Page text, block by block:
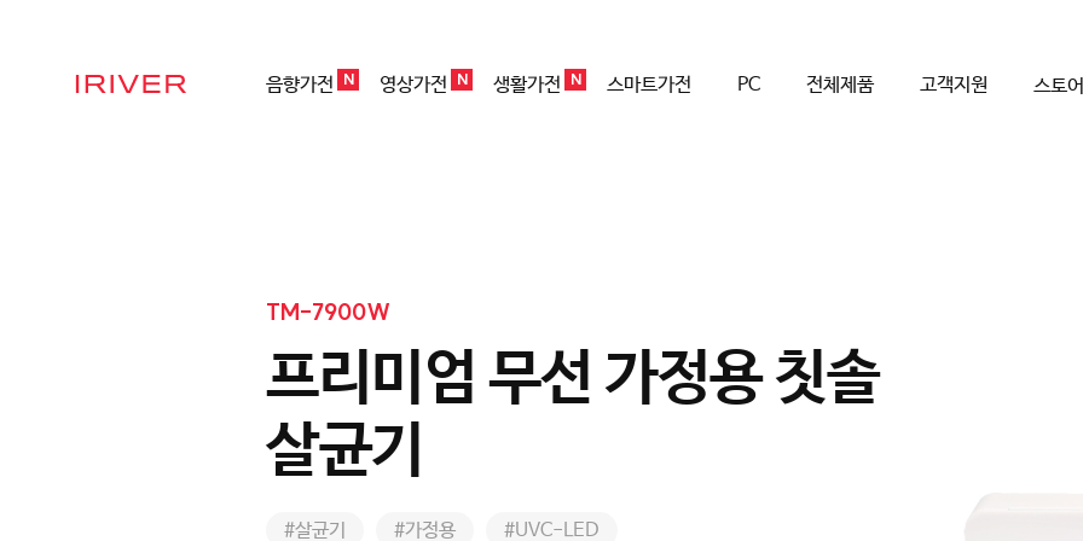
IRIVER 음향가전 N 영상가전 N 생활가전 N 스마트가전 PC 전체제품 고객지원 스토어
TM-7900W
프리미엄 무선 가정용 칫솔
살균기
#살균기 #가정용 #UVC-LED